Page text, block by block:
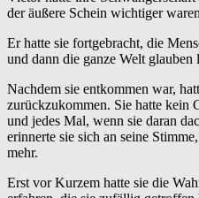
der äußere Schein wichtiger
Er hatte sie fortgebracht, die
und dann die ganze Welt glauben
Nachdem sie entkommen war,
zurückzukommen. Sie hatte kein
und jedes Mal, wenn sie daran
erinnerte sie sich an seine
mehr.
Erst vor Kurzem hatte sie die